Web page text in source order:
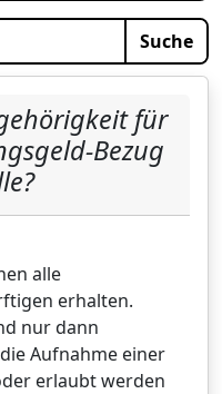
Suche
für
Bezug
alle
erhalten.
nur dann
Aufnahme einer
erlaubt werden